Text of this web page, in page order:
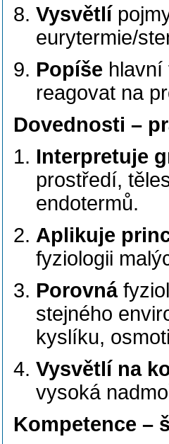
Vysvětlí
eurytermie/
Popíše hlavní
reagovat na
Dovednosti –
Interpretuje
prostředí,
endotermů.
Aplikuje
fyziologii
Porovná
stejného
kyslíku,
Vysvětlí na
vysoká
Kompetence –